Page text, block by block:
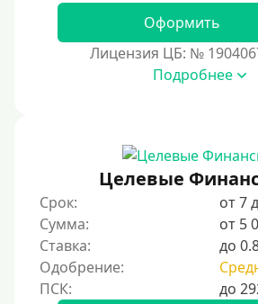
15000 руб
30000 руб на год
35000 руб
40000 руб
50000 руб
60000 руб
Оформить
Лицензия ЦБ: №
Подробнее
Целевые
Срок:
от 7
Сумма:
от 5
Ставка:
до
Одобрение: